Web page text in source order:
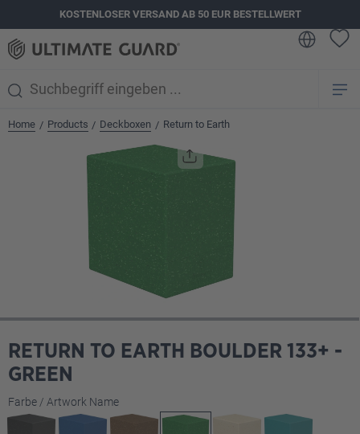
springenKOSTENLOSER VERSAND AB 50 EUR BESTELLWERT
Home / Products / Deckboxen / Return to Earth
Bildergalerie überspringen
RETURN TO EARTH BOULDER 133+ -
GREEN
Farbe / Artwork Nameauswählen